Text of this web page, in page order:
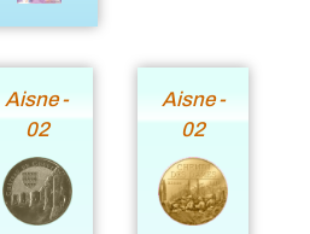
Aisne -
02
Aisne -
02